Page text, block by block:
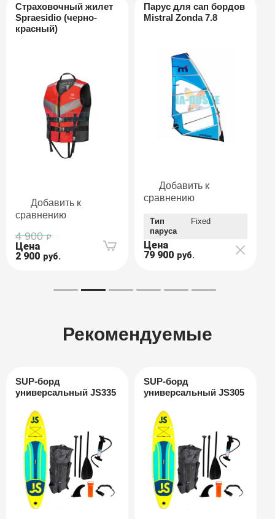
Страховочный жилет
Spraesidio (черно-
красный)
Добавить к
сравнению
4 900
Цена
2 900 руб.
Парус для сап бордов
Mistral Zonda 7.8
Добавить к
сравнению
Тип
паруса
Fixed
Цена
79 900 руб.
Рекомендуемые
SUP-борд
универсальный JS335
SUP-борд
универсальный JS305